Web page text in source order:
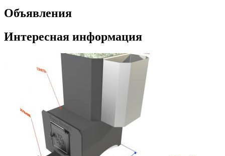
Объявления
Интересная информация